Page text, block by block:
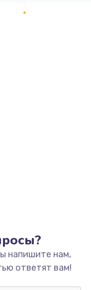
напишите нам,
ответят вам!